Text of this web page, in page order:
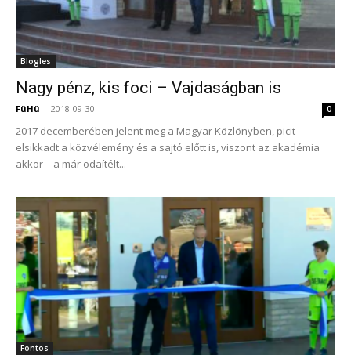
Blogles
Nagy pénz, kis foci – Vajdaságban is
FüHü - 2018-09-30 0
2017 decemberében jelent meg a Magyar Közlönyben, picit
elsikkadt a közvélemény és a sajtó előtt is, viszont az akadémia
akkor – a már odaítélt...
Fontos